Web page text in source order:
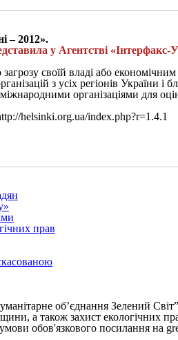
– 2012».
у Агентстві
своїй владі або
з усіх регіонів України і
організаціями для
helsinki.org.ua/index.php?r=1.4.1
прав
об’єднання Зелений
а також захист екологічних
обов'язкового посилання на